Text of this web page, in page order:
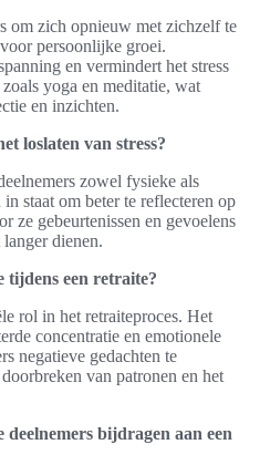
om zich opnieuw met zichzelf te
persoonlijke groei.
en vermindert het stress
yoga en meditatie, wat
en inzichten.
loslaten van stress?
zowel fysieke als
staat om beter te reflecteren op
ze gebeurtenissen en gevoelens
dienen.
tijdens een retraite?
rol in het retraiteproces. Het
concentratie en emotionele
negatieve gedachten te
van patronen en het
deelnemers bijdragen aan een